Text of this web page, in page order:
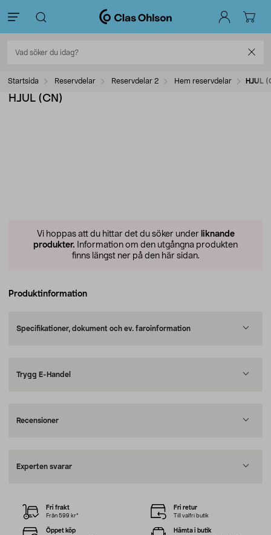
Startsida Reservdelar Reservdelar 2 Hem reservdelar HJUL
HJUL (CN)
Vi hoppas att du hittar det du söker under liknande
produkter. Information om den utgångna produkten
finns längst ner på den här sidan.
Produktinformation
Specifikationer, dokument och ev. faroinformation
Trygg E-Handel
Recensioner
Experten svarar
Fri frakt
Från 599 kr*
Fri retur
Till valfri butik
Öppet köp Hämta i butik